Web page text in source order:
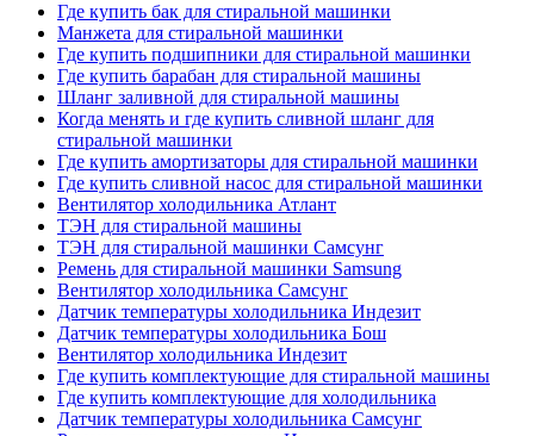
Где купить бак для стиральной машинки
Манжета для стиральной машинки
Где купить подшипники для стиральной машинки
Где купить барабан для стиральной машины
Шланг заливной для стиральной машины
Когда менять и где купить сливной шланг для
стиральной машинки
Где купить амортизаторы для стиральной машинки
Где купить сливной насос для стиральной машинки
Вентилятор холодильника Атлант
ТЭН для стиральной машины
ТЭН для стиральной машинки Самсунг
Ремень для стиральной машинки Samsung
Вентилятор холодильника Самсунг
Датчик температуры холодильника Индезит
Датчик температуры холодильника Бош
Вентилятор холодильника Индезит
Где купить комплектующие для стиральной машины
Где купить комплектующие для холодильника
Датчик температуры холодильника Самсунг